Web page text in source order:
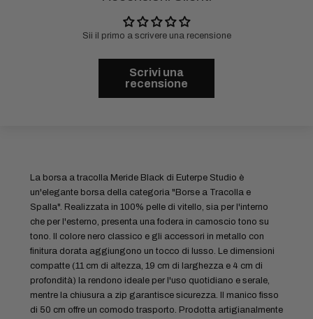
Sii il primo a scrivere una recensione
Scrivi una
recensione
La borsa a tracolla Meride Black di Euterpe Studio è
un'elegante borsa della categoria "Borse a Tracolla e
Spalla". Realizzata in 100% pelle di vitello, sia per l'interno
che per l'esterno, presenta una fodera in camoscio tono su
tono. Il colore nero classico e gli accessori in metallo con
finitura dorata aggiungono un tocco di lusso. Le dimensioni
compatte (11 cm di altezza, 19 cm di larghezza e 4 cm di
profondità) la rendono ideale per l'uso quotidiano e serale,
mentre la chiusura a zip garantisce sicurezza. Il manico fisso
di 50 cm offre un comodo trasporto. Prodotta artigianalmente